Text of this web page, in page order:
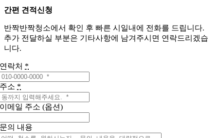
간편 견적신청
반짝반짝청소에서 확인 후 빠른 시일내에 전화를 드립니다.
추가 전달하실 부분은 기타사항에 남겨주시면 연락드리겠습
니다.
연락처 *
주소 *
이메일 주소 (옵션)
문의 내용